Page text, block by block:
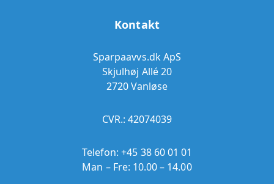
Kontakt
Sparpaavvs.dk ApS
Skjulhøj Allé 20
2720 Vanløse
CVR.: 42074039
Telefon:+45 38 60 01 01
Man – Fre: 10.00 – 14.00